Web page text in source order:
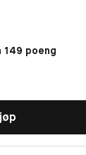
149 poeng